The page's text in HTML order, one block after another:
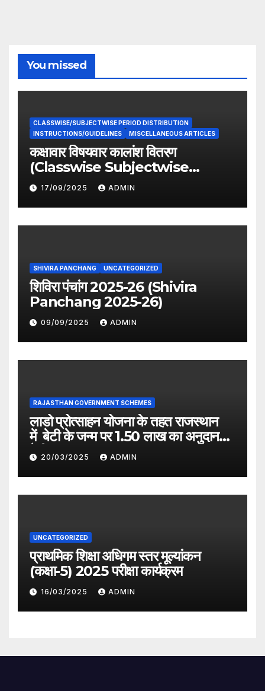
You missed
CLASSWISE/SUBJECTWISE PERIOD DISTRIBUTION
INSTRUCTIONS/GUIDELINES
MISCELLANEOUS ARTICLES
कक्षावार विषयवार कालांश वितरण
(Classwise Subjectwise
period distribution)
17/09/2025 ADMIN
SHIVIRA PANCHANG UNCATEGORIZED
शिविरा पंचांग 2025-26 (Shivira
Panchang 2025-26)
09/09/2025 ADMIN
RAJASTHAN GOVERNMENT SCHEMES
लाडो प्रोत्साहन योजना के तहत राजस्थान
में बेटी के जन्म पर 1.50 लाख का अनुदान
देगी सरकार
20/03/2025 ADMIN
UNCATEGORIZED
प्राथमिक शिक्षा अधिगम स्तर मूल्यांकन
(कक्षा-5) 2025 परीक्षा कार्यक्रम
16/03/2025 ADMIN